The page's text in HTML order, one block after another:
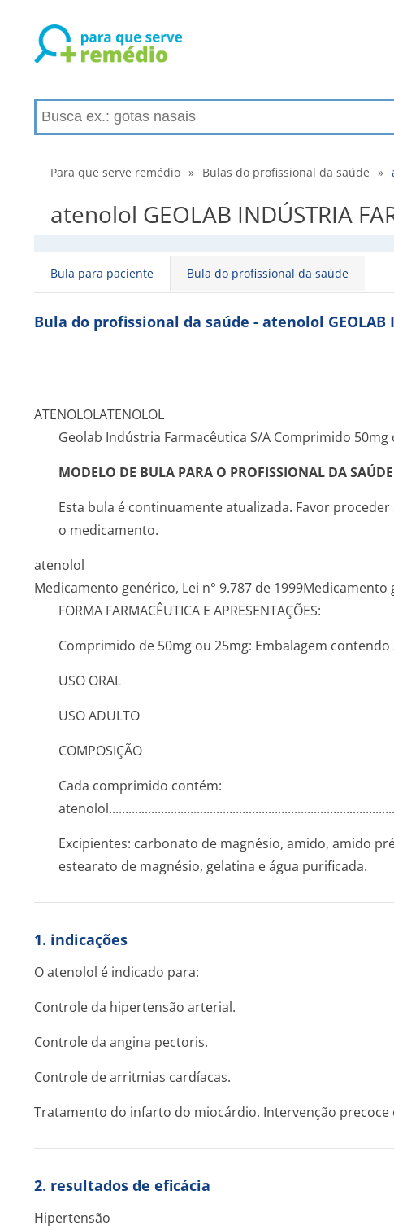
Para que serve remédio » Bulas do profissional da saúde »
atenolol GEOLAB INDÚSTRIA
Bula para paciente Bula do profissional da saúde
Bula do profissional da saúde - atenolol GEOLAB
ATENOLOLATENOLOL
Geolab Indústria Farmacêutica S/A Comprimido 50mg
MODELO DE BULA PARA O PROFISSIONAL DA SAÚDE
Esta bula é continuamente atualizada. Favor
o medicamento.
atenolol
Medicamento genérico, Lei n° 9.787 de 1999Medicamento
FORMA FARMACÊUTICA E APRESENTAÇÕES:
Comprimido de 50mg ou 25mg: Embalagem
USO ORAL
USO ADULTO
COMPOSIÇÃO
Cada comprimido contém:
Excipientes: carbonato de magnésio, amido, amido
estearato de magnésio, gelatina e água purificada.
1. indicações
O atenolol é indicado para:
Controle da hipertensão arterial.
Controle da angina pectoris.
Controle de arritmias cardíacas.
Tratamento do infarto do miocárdio. Intervenção
2. resultados de eficácia
Hipertensão